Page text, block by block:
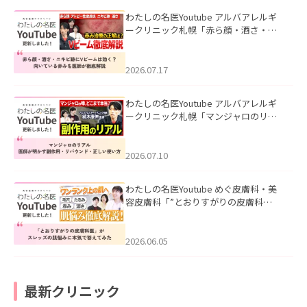
わたしの名医Youtube アルバアレルギ
ークリニック札幌「赤ら顔・酒さ・ニ
した。
2026.07.17
わたしの名医Youtube アルバアレルギ
ークリニック札幌「マンジャロのリア
た。
2026.07.10
わたしの名医Youtube めぐ皮膚科・美
容皮膚科「”とおりすがりの皮膚科
2026.06.05
最新クリニック